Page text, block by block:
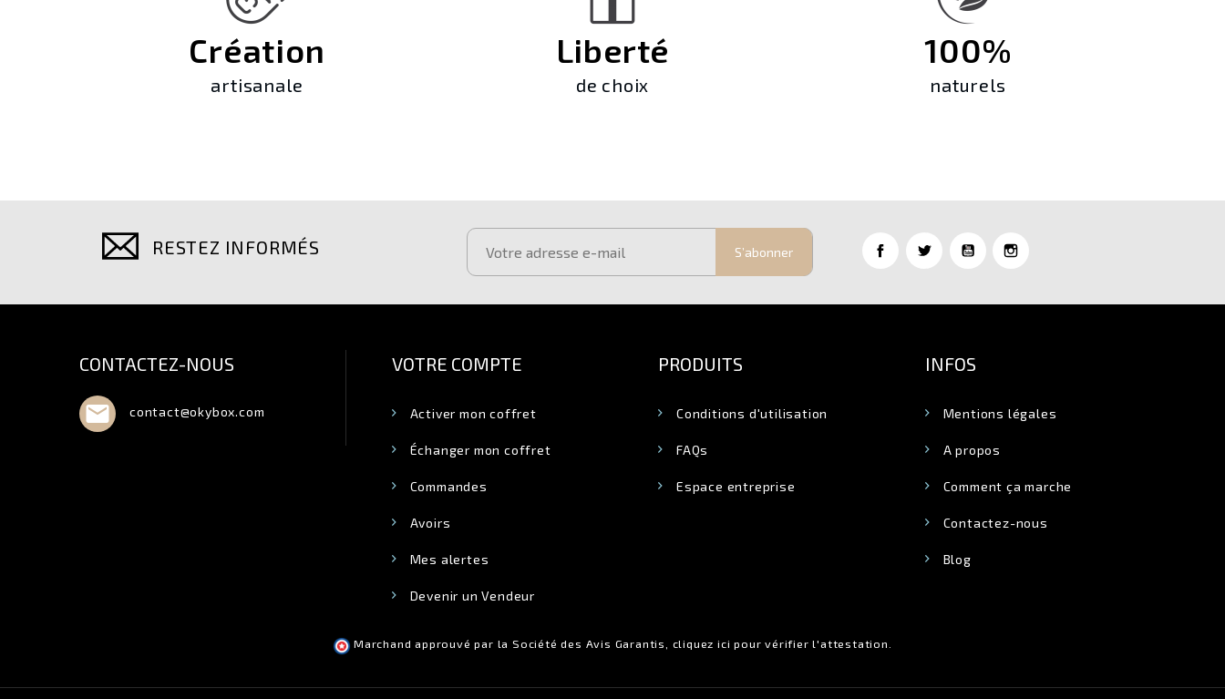
Création
artisanale
Liberté
de choix
100%
naturels
RESTEZ INFORMÉS S’abonner
CONTACTEZ-NOUS
 contact@okybox.com
VOTRE COMPTE
Activer mon coffret
Échanger mon coffret
Commandes
Avoirs
Mes alertes
Devenir un Vendeur
PRODUITS
Conditions d'utilisation
FAQs
Espace entreprise
INFOS
Mentions légales
A propos
Comment ça marche
Contactez-nous
Blog
Marchand approuvé par la Société des Avis Garantis, cliquez ici pour vérifier l'attestation .